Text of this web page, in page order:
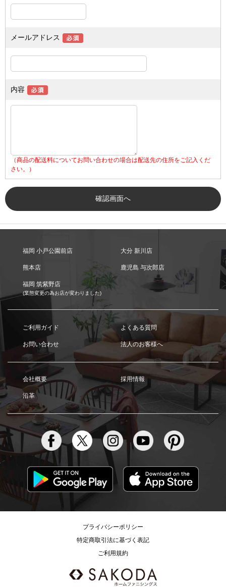
メールアドレス
内容
（商品の配送料についてお問い合わせの場合は配送先の住所をご記入くだ
さい。）
福岡 小戸公園前店 大分 新川店
熊本店 鹿児島 与次郎店
福岡 筑紫野店
(業態変更の為お店が変わりました)
ご利用ガイド よくある質問
お問い合わせ 法人のお客様へ
会社概要 採用情報
沿革
プライバシーポリシー
特定商取引法に基づく表記
ご利用規約